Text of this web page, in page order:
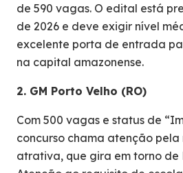
de 590 vagas. O edital está
de 2026 e deve exigir nível
excelente porta de entrada
na capital amazonense.
2. GM Porto Velho (RO)
Com 500 vagas e status de
concurso chama atenção
atrativa, que gira em torno de